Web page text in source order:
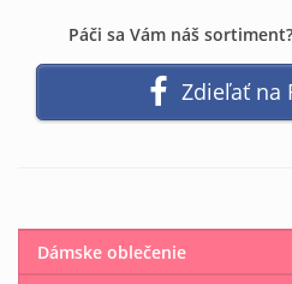
Páči sa Vám náš
Zdieľať na
Dámske oblečenie